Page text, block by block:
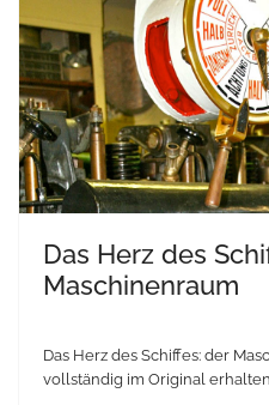
Das Herz des
Maschinenraum
Das Herz des Schiffes: der
vollständig im Original